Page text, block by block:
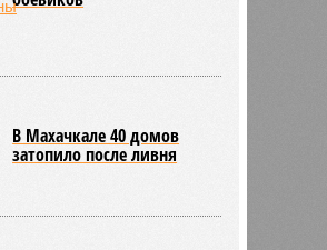
В Махачкале 40 домов
затопило после ливня